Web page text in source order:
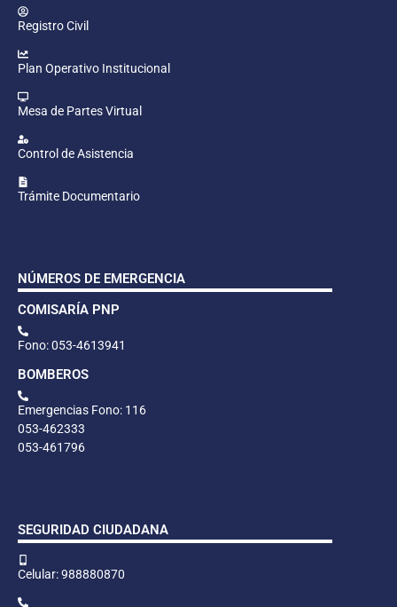
Registro Civil
Plan Operativo Institucional
Mesa de Partes Virtual
Control de Asistencia
Trámite Documentario
NÚMEROS DE EMERGENCIA
COMISARÍA PNP
Fono: 053-4613941
BOMBEROS
Emergencias Fono: 116
053-462333
053-461796
SEGURIDAD CIUDADANA
Celular: 988880870